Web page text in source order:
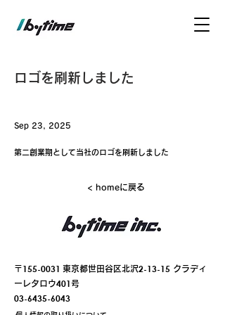
ロゴを刷新しました
Sep 23, 2025
第二創業期として当社のロゴを刷新しました
< homeに戻る
​〒155-0031 東京都世田谷区北沢2-13-15 ​ クラディ
ーレタロウ401号
03-6435-6043